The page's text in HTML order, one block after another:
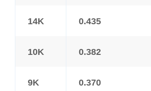
14K 0.435
10K 0.382
9K 0.370